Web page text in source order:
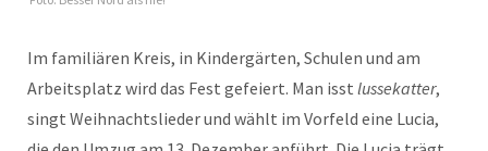
Im famil­iären Kreis, in Kindergärten, Schulen und am
Arbeit­splatz wird das Fest gefeiert. Man isst lussekat­ter,
singt Wei­h­nacht­slieder und wählt im Vor­feld eine Lucia,